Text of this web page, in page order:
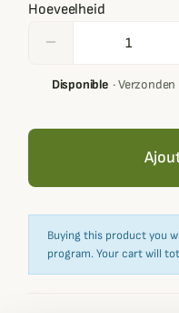
Hoeveelheid
remove
Disponible·
Buying this product you
program. Your cart will